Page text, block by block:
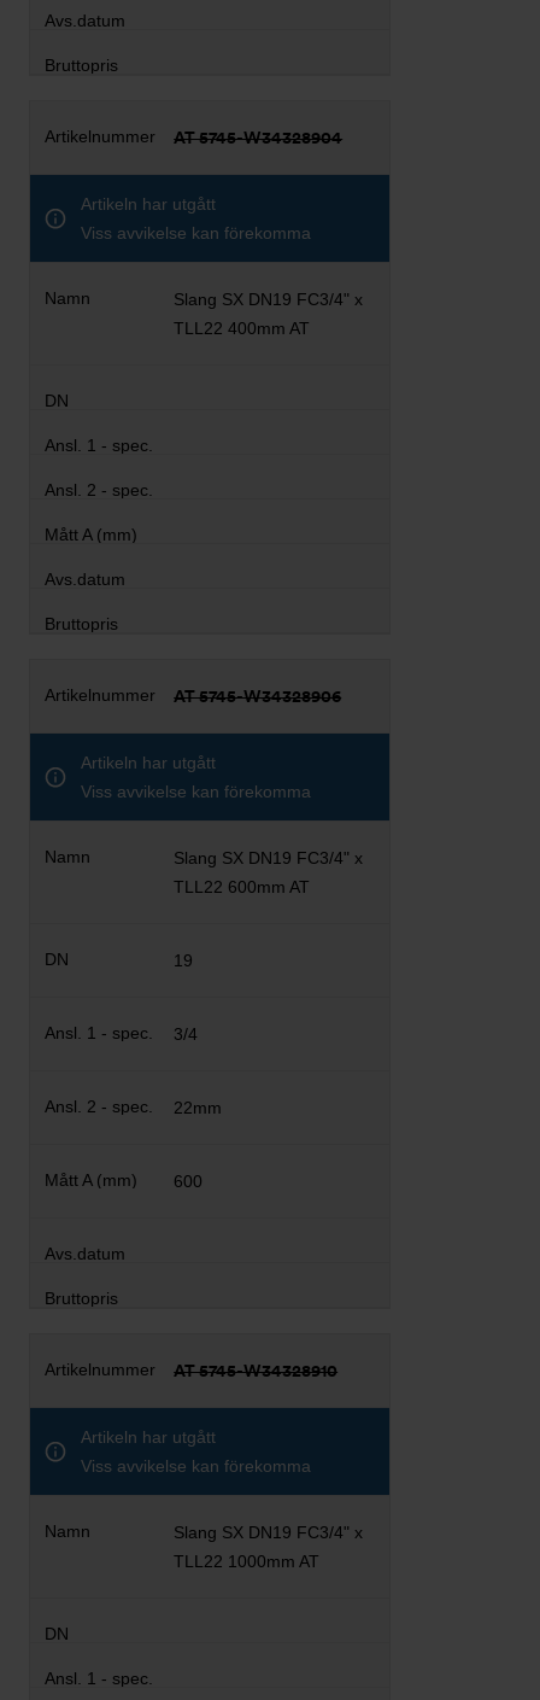
AT 5745-W34328904
Artikeln har utgått
Viss avvikelse kan förekomma
Slang SX DN19 FC3/4" x
TLL22 400mm AT
AT 5745-W34328906
Artikeln har utgått
Viss avvikelse kan förekomma
Slang SX DN19 FC3/4" x
TLL22 600mm AT
19
3/4
22mm
600
AT 5745-W34328910
Artikeln har utgått
Viss avvikelse kan förekomma
Slang SX DN19 FC3/4" x
TLL22 1000mm AT